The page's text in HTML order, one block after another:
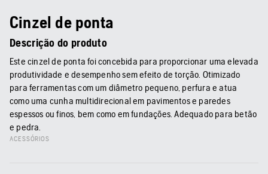
Cinzel de ponta
Descrição do produto
Este cinzel de ponta foi concebida para proporcionar uma elevada
produtividade e desempenho sem efeito de torção. Otimizado
para ferramentas com um diâmetro pequeno, perfura e atua
como uma cunha multidirecional em pavimentos e paredes
espessos ou finos, bem como em fundações. Adequado para betão
e pedra.
ACESSÓRIOS